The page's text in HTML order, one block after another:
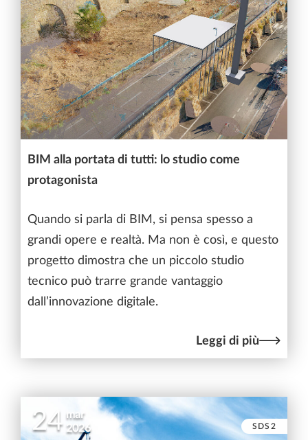
BIM alla portata di tutti: lo studio come
protagonista
Quando si parla di BIM, si pensa spesso a
grandi opere e realtà. Ma non è così, e questo
progetto dimostra che un piccolo studio
tecnico può trarre grande vantaggio
dall’innovazione digitale.
Leggi di più
24 mar
2026
SDS2